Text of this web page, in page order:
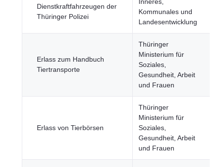
Dienstkraftfahrzeugen der
Thüringer Polizei
Kommunales und
Landesentwicklung
Erlass zum Handbuch
Tiertransporte
Thüringer
Ministerium für
Soziales,
Gesundheit, Arbeit
und Frauen
Erlass von Tierbörsen
Thüringer
Ministerium für
Soziales,
Gesundheit, Arbeit
und Frauen